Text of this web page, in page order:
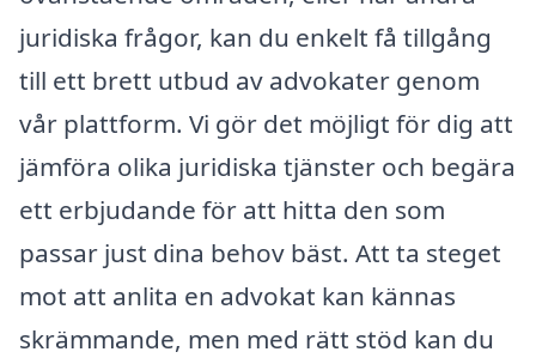
juridiska frågor, kan du enkelt få tillgång
till ett brett utbud av advokater genom
vår plattform. Vi gör det möjligt för dig att
jämföra olika juridiska tjänster och begära
ett erbjudande för att hitta den som
passar just dina behov bäst. Att ta steget
mot att anlita en advokat kan kännas
skrämmande, men med rätt stöd kan du